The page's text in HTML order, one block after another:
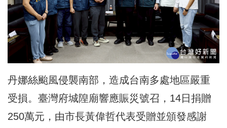
丹娜絲颱風侵襲南部，造成台南多處地區嚴重
受損。臺灣府城隍廟響應賑災號召，14日捐贈
250萬元，由市長黃偉哲代表受贈並頒發感謝